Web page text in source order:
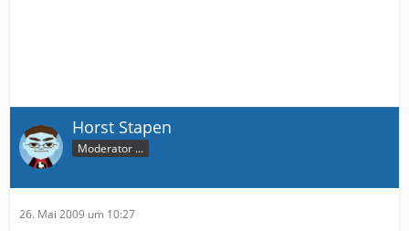
Horst Stapen
Moderator ...
26. Mai 2009 um 10:27